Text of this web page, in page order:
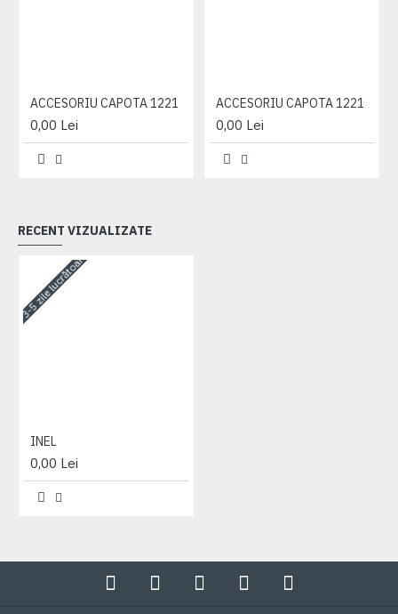
ACCESORIU CAPOTA 1221
0,00 Lei
ACCESORIU CAPOTA 1221
0,00 Lei
RECENT VIZUALIZATE
3-5 zile lucrătoare
INEL
0,00 Lei